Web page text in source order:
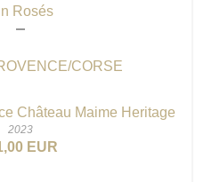
Rosés
CORSE
Château Maime Heritage
2023
EUR